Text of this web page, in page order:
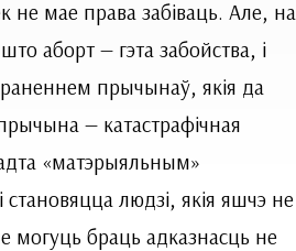
мае права забіваць. Але, на
аборт — гэта забойства, і
прычынаў, якія да
— катастрафічная
«матэрыяльным»
людзі, якія яшчэ не
могуць браць адказнасць не